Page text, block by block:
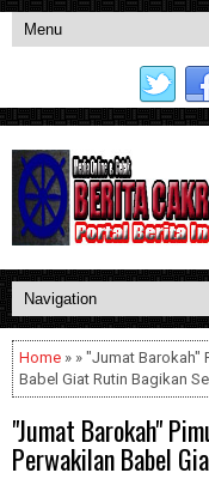
Home » » "Jumat Barokah"
Babel Giat Rutin Bagikan
"Jumat Barokah"
Perwakilan Babel